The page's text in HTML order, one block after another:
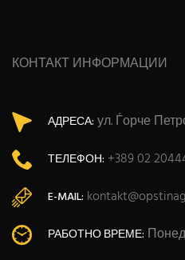
КОНТАКТ ИНФОРМАЦИИ
АДРЕСА: ул. Ѓорче
ТЕЛЕФОН: +389 02
E-MAIL:
РАБОТНО ВРЕМЕ: